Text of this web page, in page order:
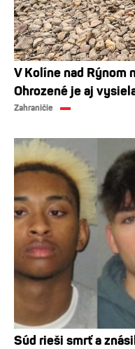
V Kolíne nad Rýnom
Ohrozené je aj
Zahraničie
Súd rieši smrť a